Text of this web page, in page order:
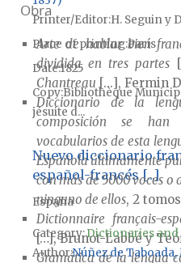
Obra
Arte de hablar bien
dividida en tres partes
Chantreau [...], Fermin
Diccionario de la
composición se han
vocabularios de esta
Española últimamente
con más de 5000 voces o
ninguno de ellos, 2
Dictionnaire français-
[…], Brunot-Labbé y
Gramática de la lengua
Printer/Editor H. Seguin y
Place of printingParís
Date1825
CopyBibliothèque
jésuite d...
Nuevo diccionario
español-francés [...]
España
Category:Dictionaries
AuthorNúñez de